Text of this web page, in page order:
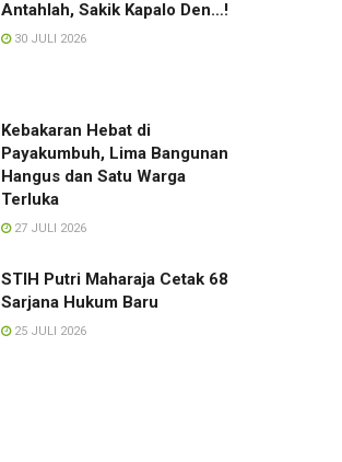
Antahlah, Sakik Kapalo Den…!
30 JULI 2026
Kebakaran Hebat di
Payakumbuh, Lima Bangunan
Hangus dan Satu Warga
Terluka
27 JULI 2026
STIH Putri Maharaja Cetak 68
Sarjana Hukum Baru
25 JULI 2026